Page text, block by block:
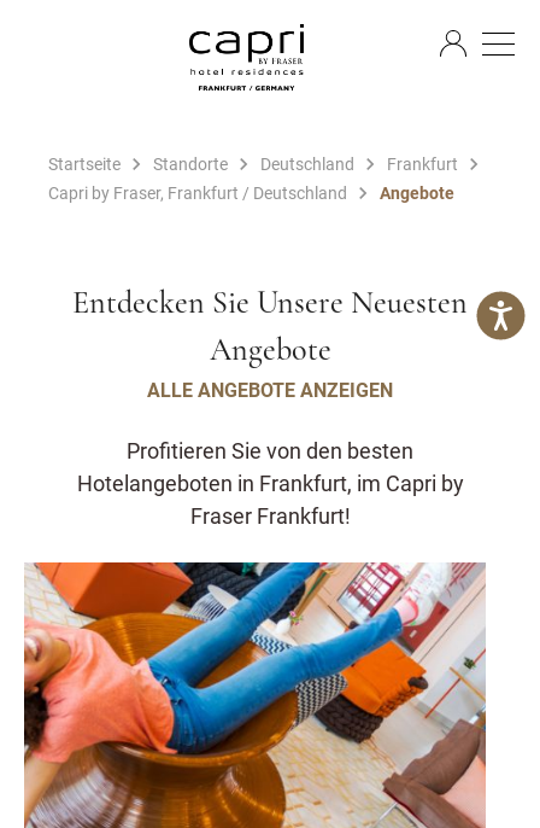
Startseite Standorte Deutschland
Frankfurt
Capri by Fraser, Frankfurt / Deutschland
Angebote
Entdecken Sie Unsere Neuesten
Angebote
ALLE ANGEBOTE ANZEIGEN
Profitieren Sie von den besten
Hotelangeboten in Frankfurt, im Capri by
Fraser Frankfurt!